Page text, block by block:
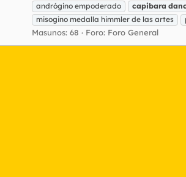
andrógino empoderado capibara
misogino medalla himmler de las artes
Masunos: 68 Foro: Foro General